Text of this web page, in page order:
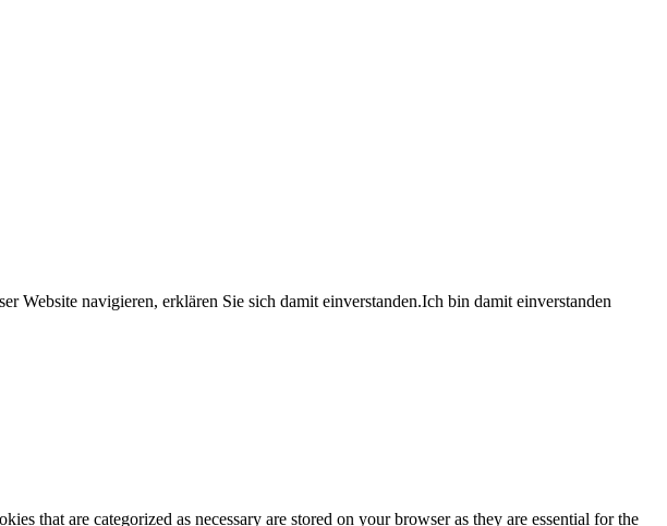
Website navigieren, erklären Sie sich damit einverstanden.Ich bin damit einverstanden
that are categorized as necessary are stored on your browser as they are essential for the